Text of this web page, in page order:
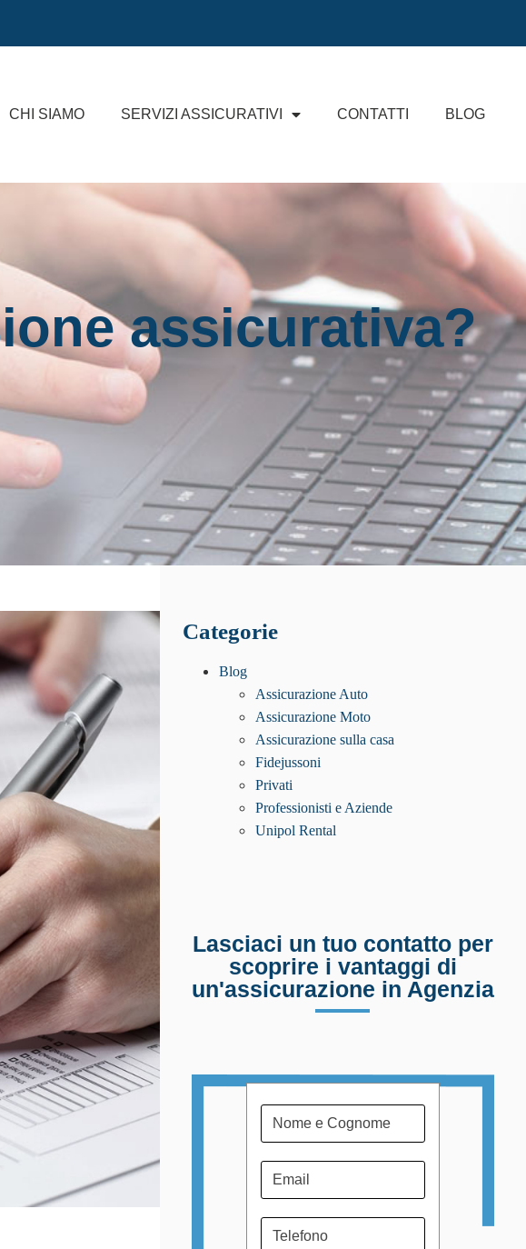
CHI SIAMO SERVIZI ASSICURATIVI CONTATTI BLOG
assicurativa?
Categorie
Blog
Assicurazione Auto
Assicurazione Moto
Assicurazione sulla casa
Fidejussoni
Privati
Professionisti e Aziende
Unipol Rental
Lasciaci un tuo contatto per
scoprire i vantaggi di
un'assicurazione in Agenzia